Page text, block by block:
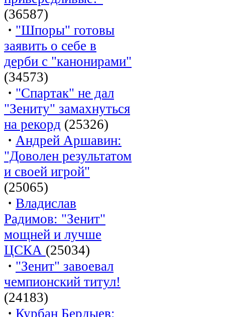
(36587)
· "Шпоры" готовы
заявить о себе в
дерби с "канонирами"
(34573)
· "Спартак" не дал
"Зениту" замахнуться
на рекорд (25326)
· Андрей Аршавин:
"Доволен результатом
и своей игрой"
(25065)
· Владислав
Радимов: "Зенит"
мощней и лучше
ЦСКА (25034)
· "Зенит" завоевал
чемпионский титул!
(24183)
· Курбан Бердыев: